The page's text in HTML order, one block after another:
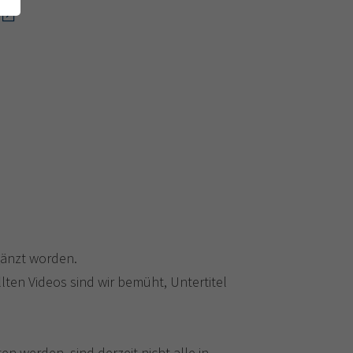
worden.
Videos sind wir bemüht, Untertitel